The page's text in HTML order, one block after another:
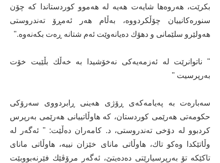
بكرێت،‌ هه‌روه‌ها شایه‌ت هه‌یه‌ له‌ هه‌موو كوردستاندا كه‌ چۆن
سنوره‌كانییان چۆڵكردووه‌، به‌ڵام هه‌ر ئه‌مڕۆ ته‌ندروستی
هه‌ولێرو سلێمانی و دهۆك ده‌یانه‌وێت ئه‌م شتانه‌ ڕه‌ت بكه‌نه‌وه‌."
" ناتوانرێت له‌ ئه‌زمه‌یه‌كی نه‌خۆشیدا به‌ خه‌ڵك بڵێیت خۆت
به‌رپرسیت "
سه‌باره‌ت به‌ په‌یامه‌كه‌ی ڕۆژی هه‌ینی ڕابردووی سه‌رۆكی
حكومه‌تی هه‌رێمی كوردستان، كه‌ هاوڵاتییانی هه‌رێمی به‌رپرس
كردبوو له‌ دۆخی ته‌ندروستی، د. كامه‌ران ده‌ڵێت: " ئه‌گه‌ر له‌
وڵاتێكدا وه‌كو تاك، هاوڵاتی مانای خێزان نییه‌، هاوڵاتی مانای
تاكێكه‌ تۆ به‌رپرسیارێتی ده‌ده‌یتێ، ئه‌گه‌ر مرۆڤێك فێرنه‌بووبێت